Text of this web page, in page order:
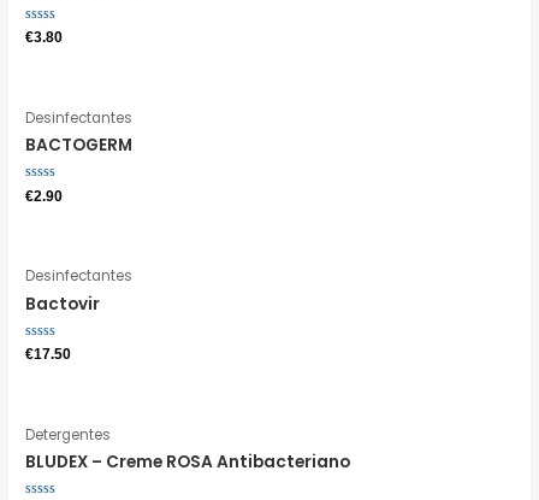
Avaliação
€3.80
Desinfectantes
BACTOGERM
Avaliação
0
€2.90
Desinfectantes
Bactovir
Avaliação
€17.50
Detergentes
BLUDEX – Creme ROSA Antibacteriano